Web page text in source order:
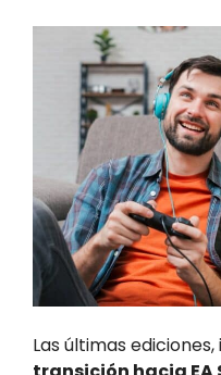
Las últimas